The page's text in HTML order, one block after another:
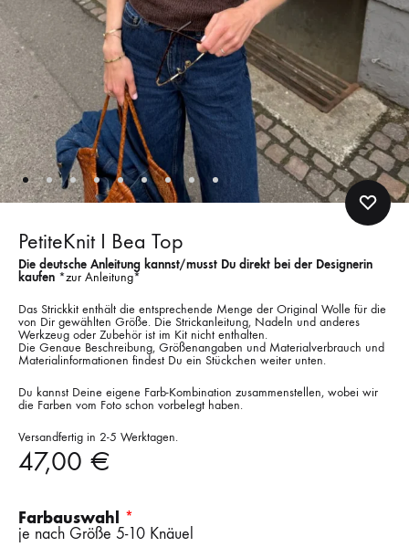
PetiteKnit I Bea Top
Die deutsche Anleitung kannst/musst Du direkt bei der Designerin
kaufen *zur Anleitung*
Das Strickkit enthält die entsprechende Menge der Original Wolle für die
von Dir gewählten Größe. Die Strickanleitung, Nadeln und anderes
Werkzeug oder Zubehör ist im Kit nicht enthalten.
Die Genaue Beschreibung, Größenangaben und Materialverbrauch und
Materialinformationen findest Du ein Stückchen weiter unten.
Du kannst Deine eigene Farb-Kombination zusammenstellen, wobei wir
die Farben vom Foto schon vorbelegt haben.
Versandfertig in 2-5 Werktagen.
47,00 €
Farbauswahl
je nach Größe 5-10 Knäuel